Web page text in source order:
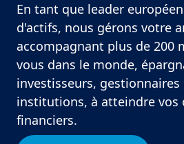
En tant que leader
d'actifs, nous gérons votre
accompagnant plus de 200
vous dans le monde,
investisseurs,
institutions, à atteindre vos
financiers.